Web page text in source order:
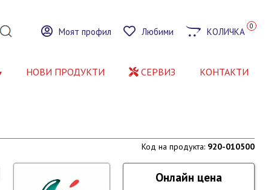
Моят профил Любими КОЛИЧКА 0
НОВИ ПРОДУКТИ СЕРВИЗ КОНТАКТИ
Код на продукта: 920-010500
Онлайн цена